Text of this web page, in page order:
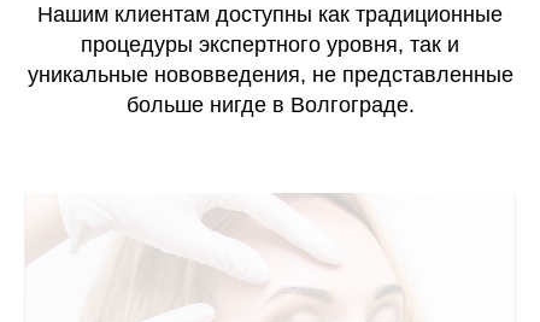
Нашим клиентам доступны как традиционные
процедуры экспертного уровня, так и
уникальные нововведения, не представленные
больше нигде в Волгограде.